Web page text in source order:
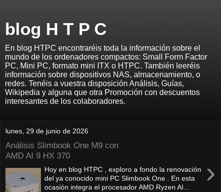
blog H T P C
En blog HTPC encontraréis toda la información sobre el
mundo de los ordenadores compactos: Small Form Factor
PC, Mini PC, formato mini ITX o HTPC. También leeréis
información sobre dispositivos NAS, almacenamiento, o
redes. Tenéis a vuestra disposición Análisis, Guías,
Wikipedia y alguna que otra Promoción con descuentos
interesantes de los colaboradores.
lunes, 29 de junio de 2026
Análisis Slimbook One M9 con
AMD AI 9 HX 370
›
Hoy en blog HTPC , exploro a fondo la renovación
del ya conocido mini PC Slimbook One . En esta
ocasión integra el procesador AMD Ryzen AI...